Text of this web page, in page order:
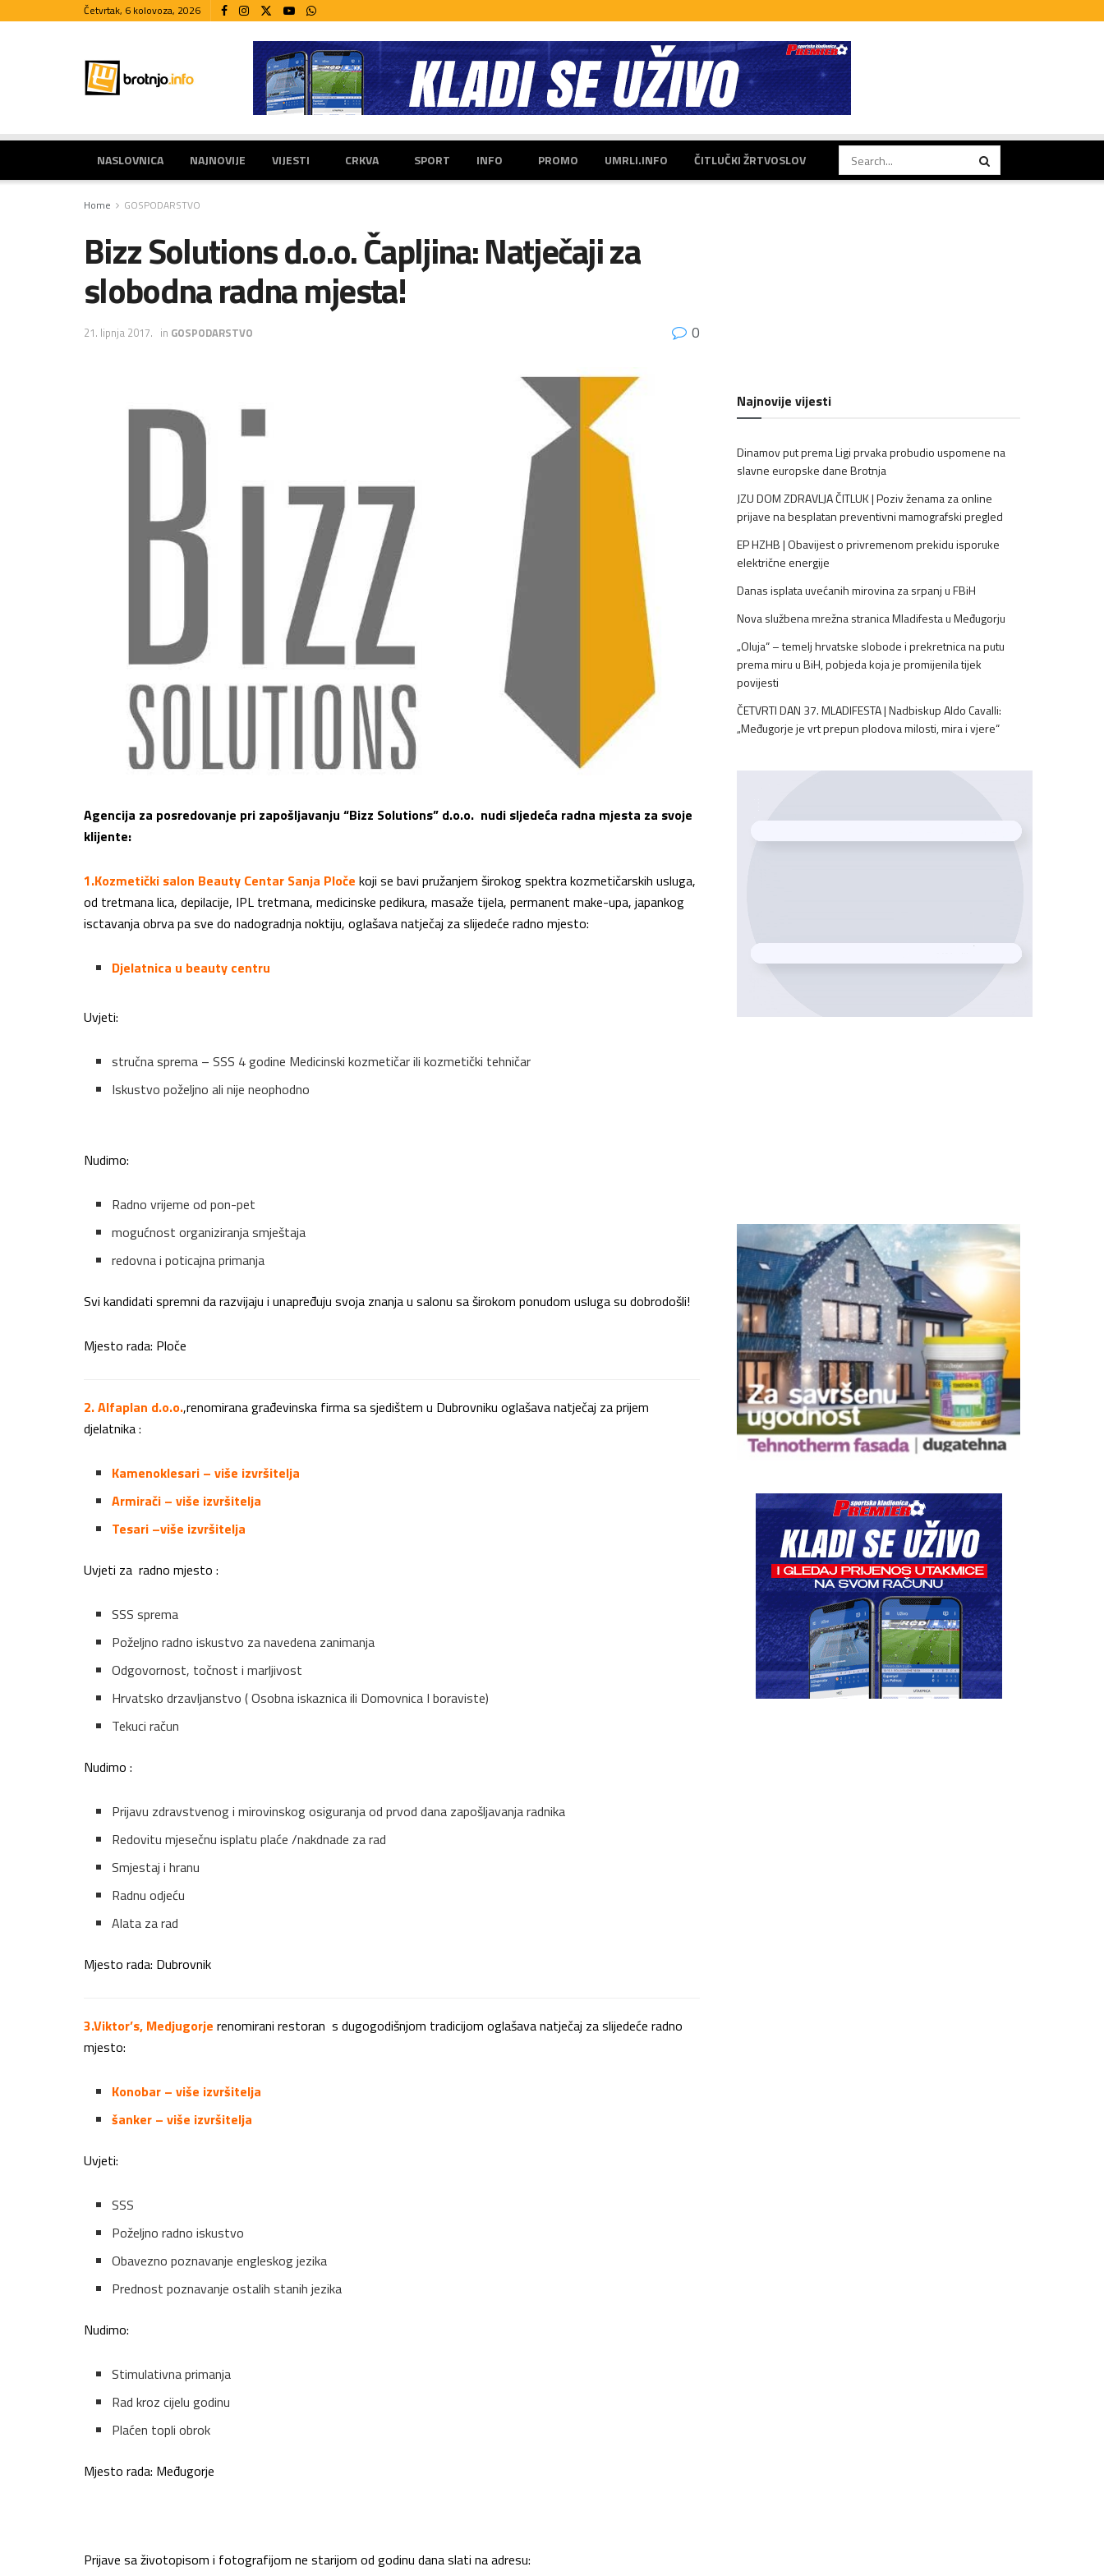
Četvrtak, 6 kolovoza, 2026
NASLOVNICA NAJNOVIJE VIJESTI CRKVA SPORT INFO PROMO UMRLI.INFO ČITLUČKI ŽRTVOSLOV
Home GOSPODARSTVO
Bizz Solutions d.o.o. Čapljina: Natječaji za
slobodna radna mjesta!
21. lipnja 2017. in GOSPODARSTVO 0
Agencija za posredovanje pri zapošljavanju “Bizz Solutions” d.o.o. nudi sljedeća radna mjesta za svoje
klijente:
1.Kozmetički salon Beauty Centar Sanja Ploče koji se bavi pružanjem širokog spektra kozmetičarskih usluga,
od tretmana lica, depilacije, IPL tretmana, medicinske pedikura, masaže tijela, permanent make-upa, japankog
isctavanja obrva pa sve do nadogradnja noktiju, oglašava natječaj za slijedeće radno mjesto:
Djelatnica u beauty centru
Uvjeti:
stručna sprema – SSS 4 godine Medicinski kozmetičar ili kozmetički tehničar
Iskustvo poželjno ali nije neophodno
Nudimo:
Radno vrijeme od pon-pet
mogućnost organiziranja smještaja
redovna i poticajna primanja
Svi kandidati spremni da razvijaju i unapređuju svoja znanja u salonu sa širokom ponudom usluga su dobrodošli!
Mjesto rada: Ploče
2. Alfaplan d.o.o.,renomirana građevinska firma sa sjedištem u Dubrovniku oglašava natječaj za prijem
djelatnika :
Kamenoklesari – više izvršitelja
Armirači – više izvršitelja
Tesari –više izvršitelja
Uvjeti za radno mjesto :
SSS sprema
Poželjno radno iskustvo za navedena zanimanja
Odgovornost, točnost i marljivost
Hrvatsko drzavljanstvo ( Osobna iskaznica ili Domovnica I boraviste)
Tekuci račun
Nudimo :
Prijavu zdravstvenog i mirovinskog osiguranja od prvod dana zapošljavanja radnika
Redovitu mjesečnu isplatu plaće /nakdnade za rad
Smjestaj i hranu
Radnu odjeću
Alata za rad
Mjesto rada: Dubrovnik
3.Viktor’s, Medjugorje renomirani restoran s dugogodišnjom tradicijom oglašava natječaj za slijedeće radno
mjesto:
Konobar – više izvršitelja
šanker – više izvršitelja
Uvjeti:
SSS
Poželjno radno iskustvo
Obavezno poznavanje engleskog jezika
Prednost poznavanje ostalih stanih jezika
Nudimo:
Stimulativna primanja
Rad kroz cijelu godinu
Plaćen topli obrok
Mjesto rada: Međugorje
Prijave sa životopisom i fotografijom ne starijom od godinu dana slati na adresu:
Najnovije vijesti
Dinamov put prema Ligi prvaka probudio uspomene na
slavne europske dane Brotnja
JZU DOM ZDRAVLJA ČITLUK | Poziv ženama za online
prijave na besplatan preventivni mamografski pregled
EP HZHB | Obavijest o privremenom prekidu isporuke
električne energije
Danas isplata uvećanih mirovina za srpanj u FBiH
Nova službena mrežna stranica Mladifesta u Međugorju
„Oluja“ – temelj hrvatske slobode i prekretnica na putu
prema miru u BiH, pobjeda koja je promijenila tijek
povijesti
ČETVRTI DAN 37. MLADIFESTA | Nadbiskup Aldo Cavalli:
„Međugorje je vrt prepun plodova milosti, mira i vjere“